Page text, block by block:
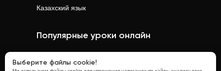
Казахский язык
Популярные уроки онлайн
Выберите файлы cookie!